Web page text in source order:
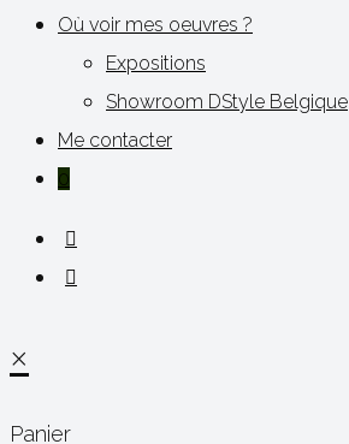
Où voir mes oeuvres ?
Expositions
Showroom DStyle Belgique
Me contacter
0
×
Panier